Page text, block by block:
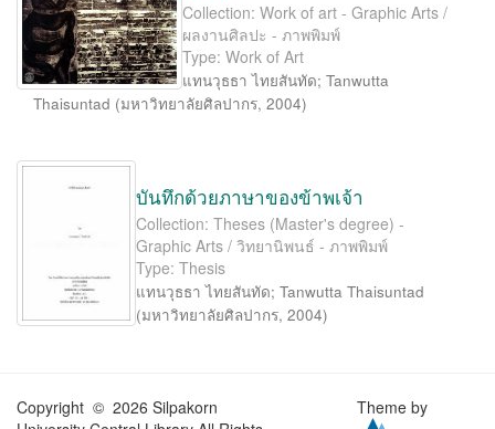
Collection: Work of art - Graphic Arts /
ผลงานศิลปะ - ภาพพิมพ์
Type: Work of Art
แทนวุธธา ไทยสันทัด; Tanwutta
Thaisuntad (มหาวิทยาลัยศิลปากร, 2004)
บันทึกด้วยภาษาของข้าพเจ้า
Collection: Theses (Master's degree) -
Graphic Arts / วิทยานิพนธ์ - ภาพพิมพ์
Type: Thesis
แทนวุธธา ไทยสันทัด; Tanwutta Thaisuntad
(มหาวิทยาลัยศิลปากร, 2004)
Copyright © 2026 Silpakorn
Theme by